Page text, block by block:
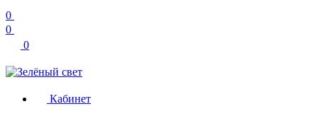
0
0
0
Кабинет